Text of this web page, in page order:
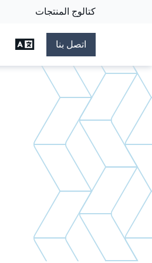
كتالوج المنتجات
تغيير اللغةاتصل بنا